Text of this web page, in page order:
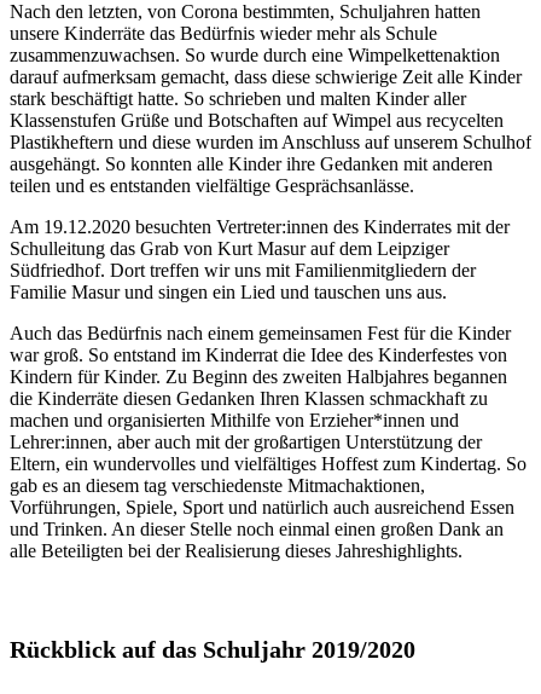
Nach den letzten, von Corona bestimmten, Schuljahren hatten
unsere Kinderräte das Bedürfnis wieder mehr als Schule
zusammenzuwachsen. So wurde durch eine Wimpelkettenaktion
darauf aufmerksam gemacht, dass diese schwierige Zeit alle Kinder
stark beschäftigt hatte. So schrieben und malten Kinder aller
Klassenstufen Grüße und Botschaften auf Wimpel aus recycelten
Plastikheftern und diese wurden im Anschluss auf unserem Schulhof
ausgehängt. So konnten alle Kinder ihre Gedanken mit anderen
teilen und es entstanden vielfältige Gesprächsanlässe.
Am 19.12.2020 besuchten Vertreter:innen des Kinderrates mit der
Schulleitung das Grab von Kurt Masur auf dem Leipziger
Südfriedhof. Dort treffen wir uns mit Familienmitgliedern der
Familie Masur und singen ein Lied und tauschen uns aus.
Auch das Bedürfnis nach einem gemeinsamen Fest für die Kinder
war groß. So entstand im Kinderrat die Idee des Kinderfestes von
Kindern für Kinder. Zu Beginn des zweiten Halbjahres begannen
die Kinderräte diesen Gedanken Ihren Klassen schmackhaft zu
machen und organisierten Mithilfe von Erzieher*innen und
Lehrer:innen, aber auch mit der großartigen Unterstützung der
Eltern, ein wundervolles und vielfältiges Hoffest zum Kindertag. So
gab es an diesem tag verschiedenste Mitmachaktionen,
Vorführungen, Spiele, Sport und natürlich auch ausreichend Essen
und Trinken. An dieser Stelle noch einmal einen großen Dank an
alle Beteiligten bei der Realisierung dieses Jahreshighlights.
Rückblick auf das Schuljahr 2019/2020